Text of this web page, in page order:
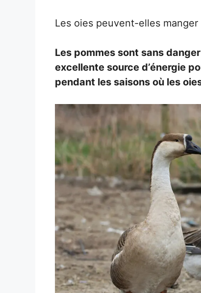
Les oies peuvent-elles manger
Les pommes sont sans
excellente source d’énergie
pendant les saisons où les